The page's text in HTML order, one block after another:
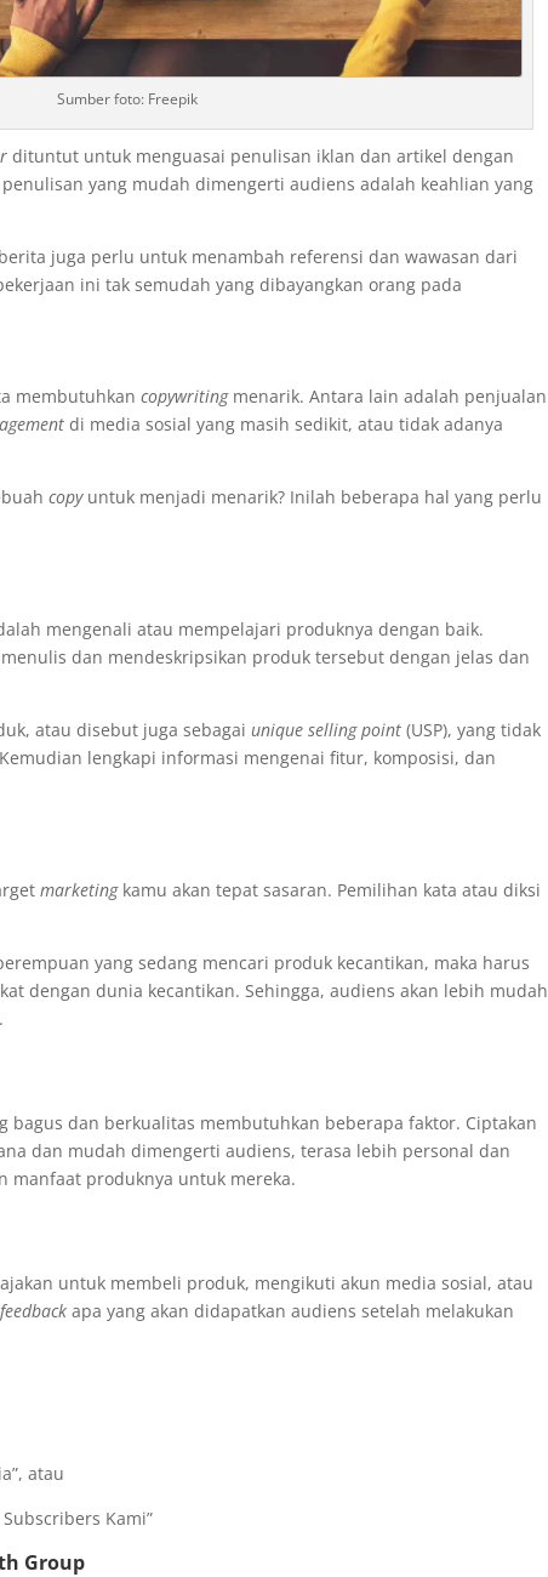
Sumber foto: Freepik
dituntut untuk menguasai penulisan iklan dan artikel dengan
yang mudah dimengerti audiens adalah keahlian yang
juga perlu untuk menambah referensi dan wawasan dari
ini tak semudah yang dibayangkan orang pada
membutuhkancopywritingmenarik. Antara lain adalah penjualan
di media sosial yang masih sedikit, atau tidak adanya
copyuntuk menjadi menarik? Inilah beberapa hal yang perlu
mengenali atau mempelajari produknya dengan baik.
dan mendeskripsikan produk tersebut dengan jelas dan
atau disebut juga sebagaiunique selling point(USP), yang tidak
lengkapi informasi mengenai fitur, komposisi, dan
marketingkamu akan tepat sasaran. Pemilihan kata atau diksi
yang sedang mencari produk kecantikan, maka harus
dengan dunia kecantikan. Sehingga, audiens akan lebih mudah
bagus dan berkualitas membutuhkan beberapa faktor. Ciptakan
dan mudah dimengerti audiens, terasa lebih personal dan
manfaat produknya untuk mereka.
ajakan untuk membeli produk, mengikuti akun media sosial, atau
feedback apa yang akan didapatkan audiens setelah melakukan
atau
Kami”
Group